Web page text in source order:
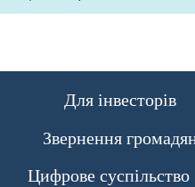
Для інвесторів
Звернення
Цифрове суспільство